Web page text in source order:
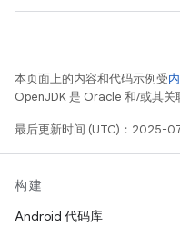
本页面上的内容和代码示例受
OpenJDK 是 Oracle 和/或其关
最后更新时间 (UTC)：2025-
构建
Android 代码库